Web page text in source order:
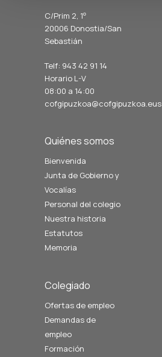
C/Prim 2, 1º
20006 Donostia/San
Sebastián
Telf: 943 42 91 14
Horario L-V
08:00 a 14:00
cofgipuzkoa@cofgipuzkoa.eus
Quiénes somos
Bienvenida
Junta de Gobierno y
Vocalías
Personal del colegio
Nuestra historia
Estatutos
Memoria
Colegiado
Ofertas de empleo
Demandas de
empleo
Formación